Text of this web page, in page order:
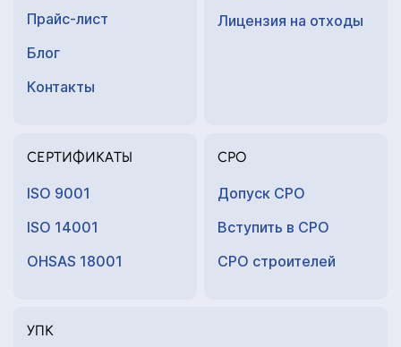
Прайс-лист
Блог
Контакты
Лицензия на отходы
СЕРТИФИКАТЫ
ISO 9001
ISO 14001
OHSAS 18001
СРО
Допуск СРО
Вступить в СРО
СРО строителей
УПК